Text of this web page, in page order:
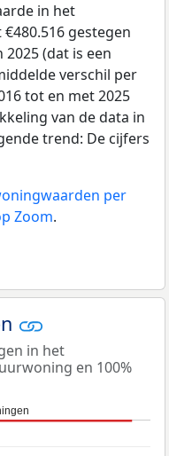
in het
gestegen
2025 (dat is een
verschil per
tot en met 2025
van de data in
trend: De cijfers
per
Zoom.
in het
en 100%